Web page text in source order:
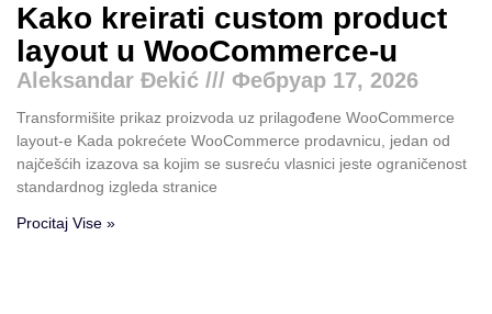
Kako kreirati custom product
layout u WooCommerce-u
Aleksandar Đekić Фебруар 17, 2026
Transformišite prikaz proizvoda uz prilagođene WooCommerce
layout-e Kada pokrećete WooCommerce prodavnicu, jedan od
najčešćih izazova sa kojim se susreću vlasnici jeste ograničenost
standardnog izgleda stranice
Procitaj Vise »